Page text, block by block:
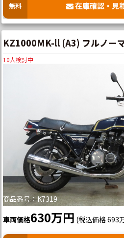
無料 在庫確認・見
KZ1000MK-ll (A3) フルノー
10人検討中
商品番号：K7319
車両価格630万円 (税込価格 693